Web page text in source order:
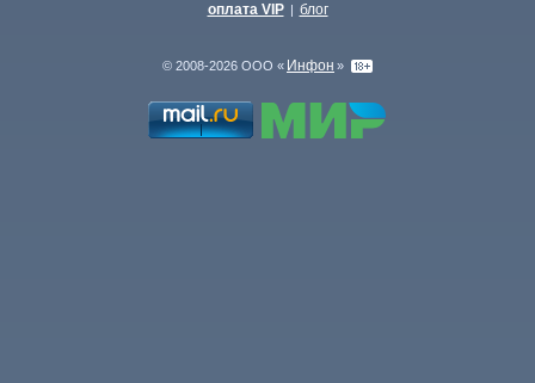
оплата VIP | блог
© 2008-2026 ООО « Инфон »